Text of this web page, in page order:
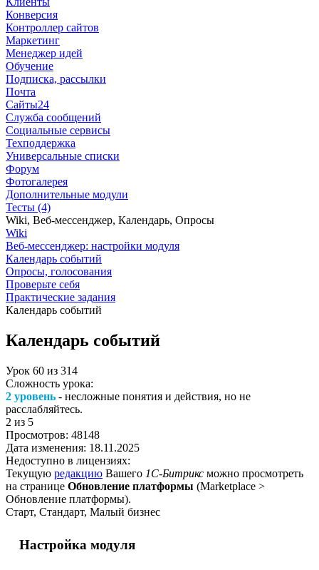
Конверсия
Контроллер сайтов
Маркетинг
Менеджер идей
Обучение
Подписка, рассылки
Почта
Сайты24
Служба сообщений
Социальные сервисы
Техподдержка
Универсальные списки
Форум
Фотогалерея
Дополнительные модули
Тесты (4)
Wiki, Веб-мессенджер, Календарь, Опросы
Wiki
Веб-мессенджер: настройки модуля
Календарь событий
Опросы, голосования
Проверьте себя
Практические задания
Календарь событий
Календарь событий
Урок 60 из 314
Сложность урока:
2 уровень - несложные понятия и действия, но не
расслабляйтесь.
2 из 5
Просмотров: 48148
Дата изменения: 18.11.2025
Недоступно в лицензиях:
Текущую редакцию Вашего 1С-Битрикс можно просмотреть
на странице Обновление платформы (Marketplace >
Обновление платформы).
Старт, Стандарт, Малый бизнес
Настройка модуля